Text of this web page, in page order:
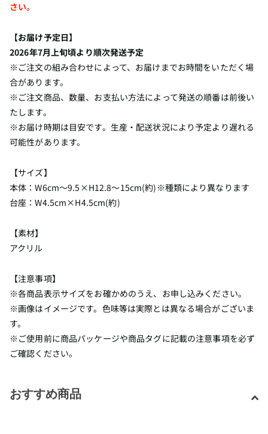
さい。
【お届け予定日】
2026年7月上旬頃より順次発送予定
※ご注文の組み合わせによって、お届けまでお時間をいただく場
合があります。
※ご注文商品、数量、お支払い方法によって発送の順番は前後い
たします。
※お届け時期は目安です。生産・配送状況により予定より遅れる
可能性があります。
【サイズ】
本体：W6cm～9.5×H12.8～15cm(約)※種類により異なります
台座：W4.5cm×H4.5cm(約)
【素材】
アクリル
【注意事項】
※各商品表示サイズをお確かめのうえ、お申し込みください。
※画像はイメージです。色味等は実際とは異なる場合がございま
す。
※ご使用前に商品パッケージや商品タグに記載の注意事項を必ず
ご確認ください。
おすすめ商品